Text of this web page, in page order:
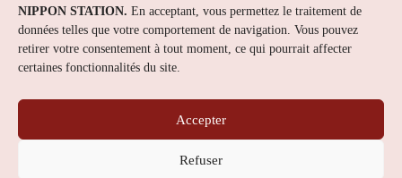
NIPPON STATION. En acceptant, vous permettez le traitement de
données telles que votre comportement de navigation. Vous pouvez
retirer votre consentement à tout moment, ce qui pourrait affecter
certaines fonctionnalités du site.
Accepter
Refuser
À propos
FAQs
Contact